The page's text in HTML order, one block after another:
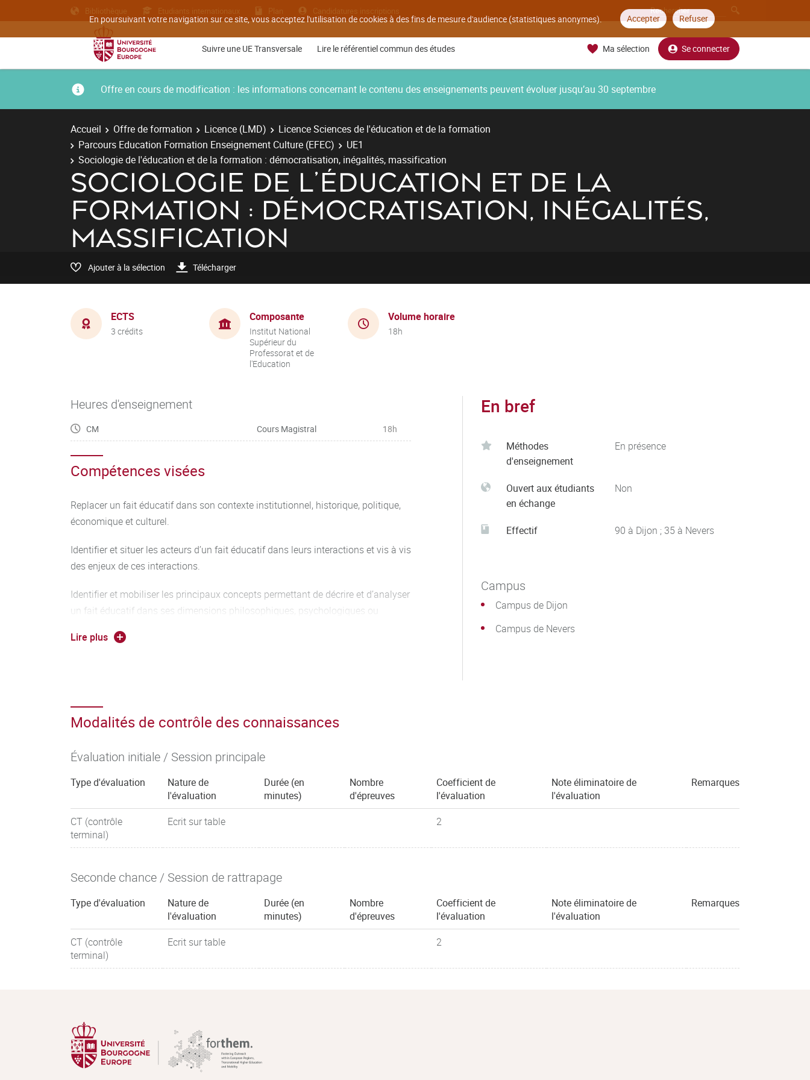
En poursuivant votre navigation sur ce site, vous acceptez l'utilisation de cookies à des fins de mesure d'audience (statistiques anonymes). Accepter Refuser
Bibliothèque Etudiants internationaux Plan Candidatures inscriptions
Suivre une UE Transversale Lire le référentiel commun des études Ma sélection Se connecter
Offre en cours de modification : les informations concernant le contenu des enseignements peuvent évoluer jusqu’au 30 septembre
Accueil Offre de formation Licence (LMD)
Licence Sciences de l'éducation et de la formation
Parcours Education Formation Enseignement Culture (EFEC)
UE1
Sociologie de l'éducation et de la formation : démocratisation, inégalités, massification
SOCIOLOGIE DE L'ÉDUCATION ET DE LA
FORMATION : DÉMOCRATISATION, INÉGALITÉS,
MASSIFICATION
Ajouter à la sélection Télécharger
ECTS
3 crédits
Composante
Institut National
Supérieur du
Professorat et de
l'Education
Volume horaire
18h
Heures d'enseignement
CM Cours Magistral 18h
Compétences visées
Replacer un fait éducatif dans son contexte institutionnel, historique, politique,
économique et culturel.
Identifier et situer les acteurs d’un fait éducatif dans leurs interactions et vis à vis
des enjeux de ces interactions.
Identifier et mobiliser les principaux concepts permettant de décrire et d’analyser
un fait éducatif dans ses dimensions philosophiques, psychologiques ou
Lire plus
En bref
Méthodes
d'enseignement
En présence
Ouvert aux étudiants
en échange
Non
Effectif 90 à Dijon ; 35 à Nevers
Campus
Campus de Dijon
Campus de Nevers
Modalités de contrôle des connaissances
Évaluation initiale / Session principale
Type d'évaluation
Nature de
l'évaluation
Durée (en
minutes)
Nombre
d'épreuves
Coefficient de
l'évaluation
Note éliminatoire de
l'évaluation
Remarques
CT (contrôle
terminal)
Ecrit sur table 2
Seconde chance / Session de rattrapage
Type d'évaluation
Nature de
l'évaluation
Durée (en
minutes)
Nombre
d'épreuves
Coefficient de
l'évaluation
Note éliminatoire de
l'évaluation
Remarques
CT (contrôle
terminal)
Ecrit sur table 2